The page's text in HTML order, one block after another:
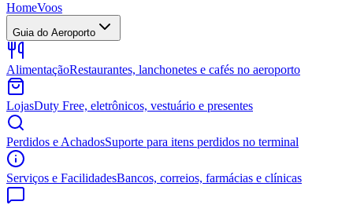
HomeVoos
Guia do Aeroporto
AlimentaçãoRestaurantes, lanchonetes e cafés no aeroporto
LojasDuty Free, eletrônicos, vestuário e presentes
Perdidos e AchadosSuporte para itens perdidos no terminal
Serviços e FacilidadesBancos, correios, farmácias e clínicas